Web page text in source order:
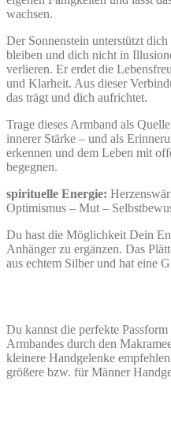
wachsen.
Der Sonnenstein unterstützt
bleiben und dich nicht in
verlieren. Er erdet die
und Klarheit. Aus dieser
das trägt und dich aufrichtet.
Trage dieses Armband als
innerer Stärke – und als
erkennen und dem Leben mit
begegnen.
spirituelle Energie:
Optimismus – Mut –
Du hast die Möglichkeit Dein
Anhänger zu ergänzen. Das
aus echtem Silber und hat eine
Du kannst die perfekte
Armbandes durch den
kleinere Handgelenke
größere bzw. für Männer